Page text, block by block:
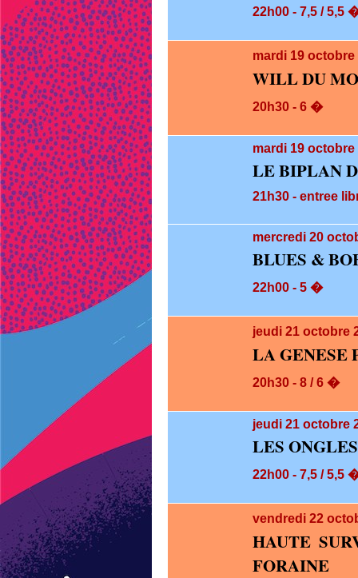
22h00 - 7,5 / 5,5
mardi 19
WILL DU
20h30 - 6 �
mardi 19 octobre
LE BIPLAN
21h30 - entree
mercredi 20
BLUES &
22h00 - 5 �
jeudi 21 octobre
LA GENESE
20h30 - 8 / 6 �
jeudi 21 octobre
LES
22h00 - 7,5 / 5,5
vendredi 22
HAUTE
FORAINE